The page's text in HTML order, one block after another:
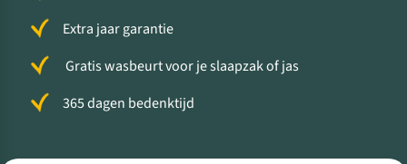
Extra jaar garantie
Gratis wasbeurt voor je slaapzak of jas
365 dagen bedenktijd